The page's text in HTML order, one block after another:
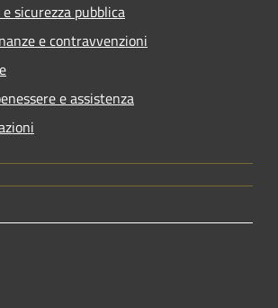
sicurezza pubblica
e contravvenzioni
e assistenza